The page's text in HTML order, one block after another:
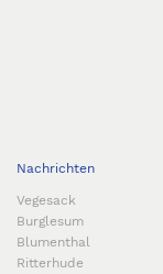
Nachrichten
Vegesack
Burglesum
Blumenthal
Ritterhude